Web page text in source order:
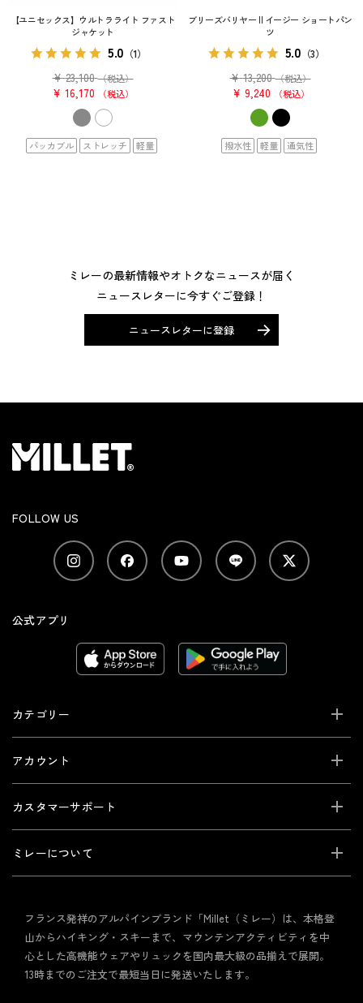
【ユニセックス】ウルトラライト ファスト
ジャケット
5.0 （1）
¥ 23,100 （税込）
¥ 16,170 税込
パッカブル ストレッチ 軽量
ブリーズバリヤー II イージー ショートパン
ツ
5.0 （3）
¥ 13,200 （税込）
¥ 9,240 税込
撥水性 軽量 通気性
ミレーの最新情報やオトクなニュースが届く
ニュースレターに今すぐご登録！
ニュースレターに登録
FOLLOW US
公式アプリ
カテゴリー
アカウント
カスタマーサポート
ミレーについて
フランス発祥のアルパインブランド「Millet（ミレー）は、本格登
山からハイキング・スキーまで、マウンテンアクティビティを中
心とした高機能ウェアやリュックを国内最大級の品揃えで展開。
13時までのご注文で最短当日に発送いたします。